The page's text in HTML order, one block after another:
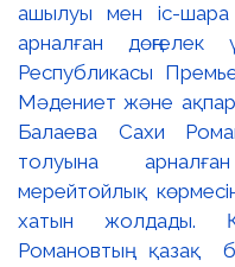
ашылуы мен іс-шара
арналған
Республикасы
Мәдениет және
Балаева Сахи
толуына
мерейтойлық
хатын жолдады.
Романовтың қазақ